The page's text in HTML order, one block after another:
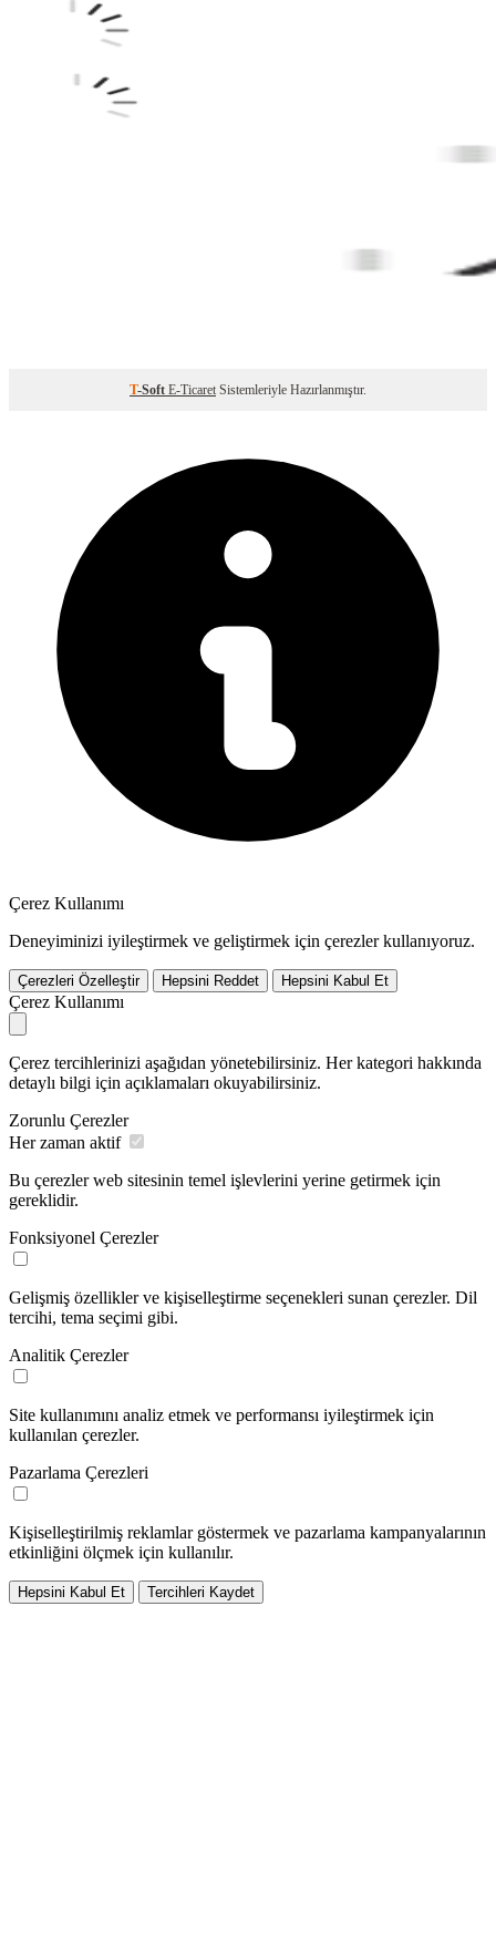
T-Soft E-Ticaret Sistemleriyle Hazırlanmıştır.
Çerez Kullanımı
Deneyiminizi iyileştirmek ve geliştirmek için çerezler kullanıyoruz.
Çerezleri Özelleştir Hepsini Reddet Hepsini Kabul Et
Çerez Kullanımı
Çerez tercihlerinizi aşağıdan yönetebilirsiniz. Her kategori hakkında
detaylı bilgi için açıklamaları okuyabilirsiniz.
Zorunlu Çerezler
Her zaman aktif
Bu çerezler web sitesinin temel işlevlerini yerine getirmek için
gereklidir.
Fonksiyonel Çerezler
Gelişmiş özellikler ve kişiselleştirme seçenekleri sunan çerezler. Dil
tercihi, tema seçimi gibi.
Analitik Çerezler
Site kullanımını analiz etmek ve performansı iyileştirmek için
kullanılan çerezler.
Pazarlama Çerezleri
Kişiselleştirilmiş reklamlar göstermek ve pazarlama kampanyalarının
etkinliğini ölçmek için kullanılır.
Hepsini Kabul Et Tercihleri Kaydet